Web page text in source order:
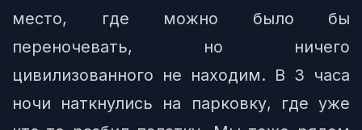
место, где можно было бы
переночевать, но ничего
цивилизованного не находим. В 3 часа
ночи наткнулись на парковку, где уже